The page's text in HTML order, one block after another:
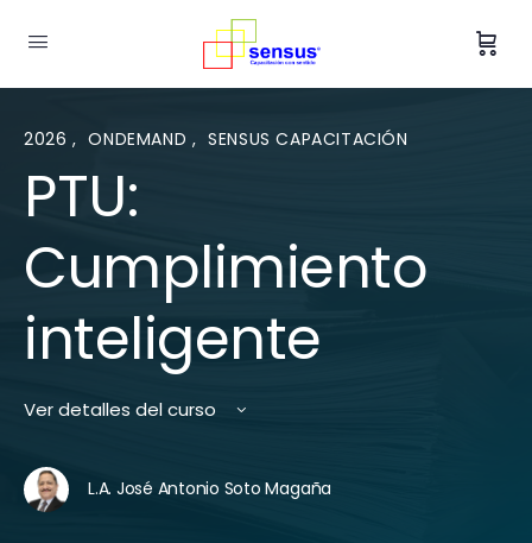
2026, ONDEMAND , SENSUS CAPACITACIÓN
PTU:
Cumplimiento
inteligente
Ver detalles del curso
L.A. José Antonio Soto Magaña